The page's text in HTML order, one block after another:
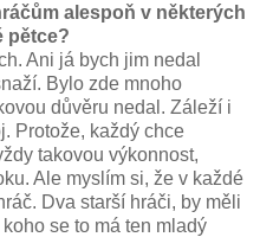
alespoň v některých
pětce?
Ani já bych jim nedal
Bylo zde mnoho
důvěru nedal. Záleží i
Protože, každý chce
takovou výkonnost,
Ale myslím si, že v každé
Dva starší hráči, by měli
se to má ten mladý